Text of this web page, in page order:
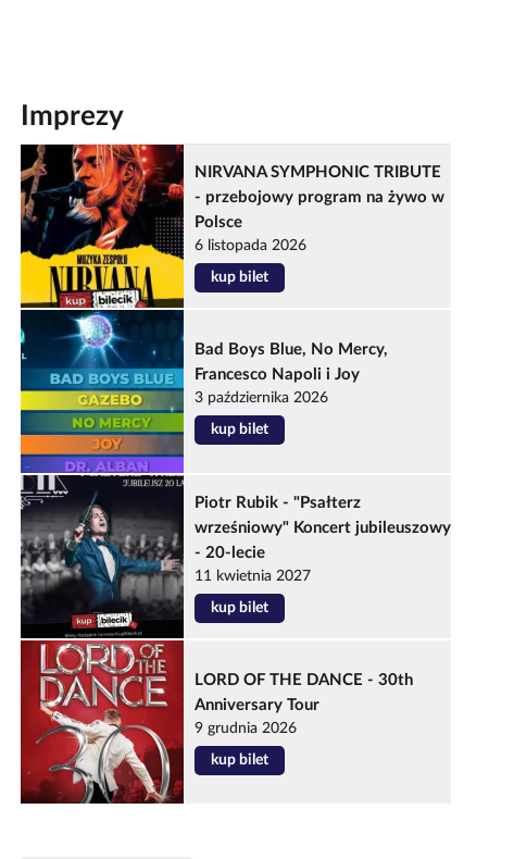
Imprezy
NIRVANA SYMPHONIC TRIBUTE
- przebojowy program na żywo w
Polsce
6 listopada 2026
kup bilet
Bad Boys Blue, No Mercy,
Francesco Napoli i Joy
3 października 2026
kup bilet
Piotr Rubik - "Psałterz
wrześniowy" Koncert jubileuszowy
- 20-lecie
11 kwietnia 2027
kup bilet
LORD OF THE DANCE - 30th
Anniversary Tour
9 grudnia 2026
kup bilet